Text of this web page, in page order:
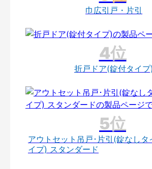
巾広引戸・片引
折戸ドア(錠付タイプ)
アウトセット吊戸･片引(錠なしタ
イプ) スタンダード